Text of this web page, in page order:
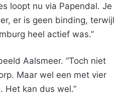
loopt nu via Papendal. Je
er is geen binding, terwijl
heel actief was.”
Aalsmeer. “Toch niet
Maar wel een met vier
Het kan dus wel.”